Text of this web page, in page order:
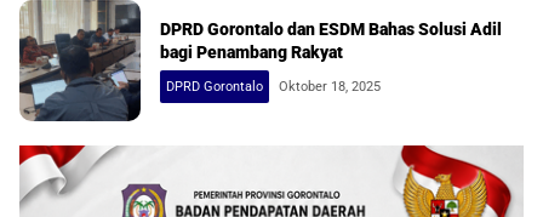
DPRD Gorontalo dan ESDM Bahas Solusi Adil
bagi Penambang Rakyat
DPRD Gorontalo Oktober 18, 2025